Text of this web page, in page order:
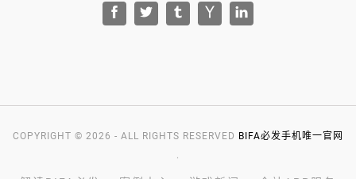
COPYRIGHT © 2026 - ALL RIGHTS RESERVED BIFA必发手机唯一官网
.